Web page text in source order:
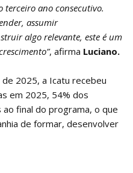
terceiro ano consecutivo.
assumir
algo relevante, este é um
, afirma Luciano.
2025, a Icatu recebeu
em 2025, 54% dos
final do programa, o que
de formar, desenvolver